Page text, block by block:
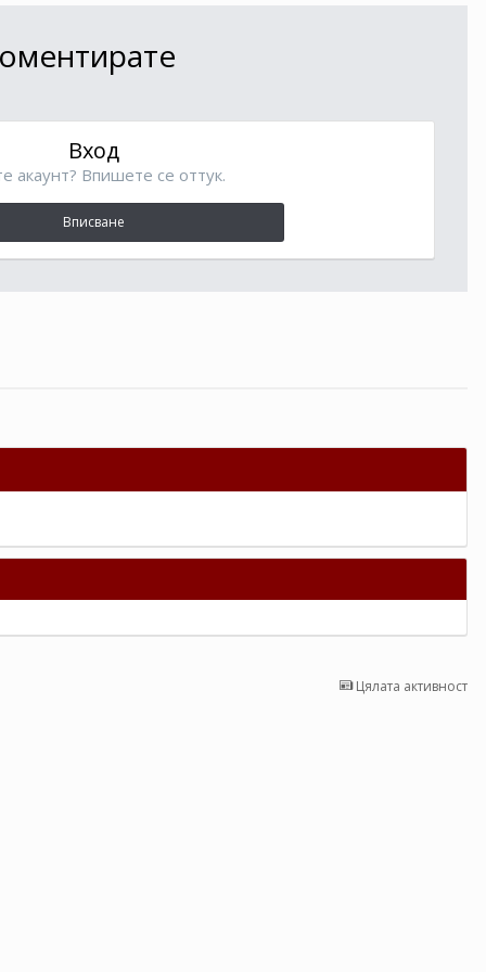
Вход
акаунт? Впишете се оттук.
Вписване
Цялата активност